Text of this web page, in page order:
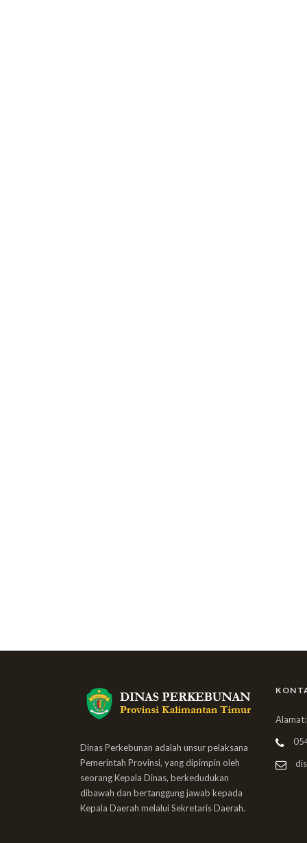
Dinas Perkebunan adalah unsur pelaksana
Pemerintah Provinsi, yang dipimpin oleh
seorang Kepala Dinas, berkedudukan
dibawah dan bertanggung jawab kepada
Kepala Daerah melalui Sekretaris Daerah.